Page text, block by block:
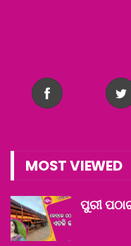
MOST VIEWED
ପୁରୀ